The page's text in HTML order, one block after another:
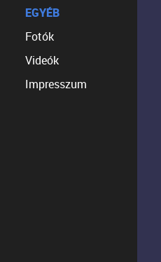
EGYÉB
Fotók
Videók
Impresszum